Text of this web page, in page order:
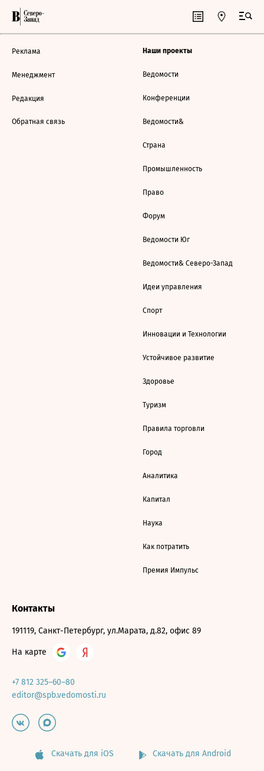
Реклама
Менеджмент
Редакция
Обратная связь
Наши проекты
Ведомости
Конференции
Ведомости&
Страна
Промышленность
Право
Форум
Ведомости Юг
Ведомости& Северо-Запад
Идеи управления
Спорт
Инновации и Технологии
Устойчивое развитие
Здоровье
Туризм
Правила торговли
Город
Аналитика
Капитал
Наука
Как потратить
Премия Импульс
Контакты
191119, Санкт-Петербург, ул.Марата, д.82, офис 89
На карте
+7 812 325–60–80
editor@spb.vedomosti.ru
Скачать для iOS Скачать для Android